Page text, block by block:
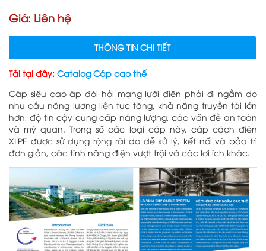
Giá: Liên hệ
THÔNG TIN CHI TIẾT
Tải tại đây: Catalog Cáp cao thế
Cáp siêu cao áp đòi hỏi mạng lưới điện phải đi ngầm do
nhu cầu năng lượng liên tục tăng, khả năng truyền tải lớn
hơn, độ tin cậy cung cấp năng lượng, các vấn đề an toàn
và mỹ quan.Trong số các loại cáp này, cáp cách điện
XLPE được sử dụng rộng rãi do dễ xử lý, kết nối và bảo trì
đơn giản, các tính năng điện vượt trội và các lợi ích khác.